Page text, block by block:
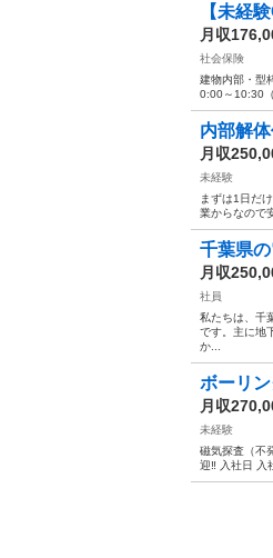
【未経
月収
社会保険
建物内部・
0:00～10:30
内部解
月収
未経験
まずは1日だ
業からなので
千葉県
月収
社員
私たちは、千
です。主に地
か...
ボーリ
月収
未経験
磁気探査（不
迎‼️ 入社日 入